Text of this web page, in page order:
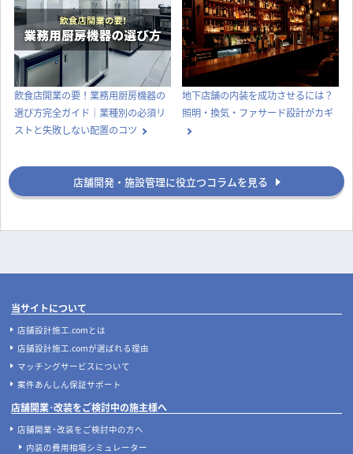
飲食店開業の要！業務用厨房機器の
選び方完全ガイド｜業種別の必須リ
ストと失敗しない配置のコツ
地下店舗の内装を成功させるには？
照明・換気・ファサード設計がカギ
店舗開発・施設管理に役立つコラムを見る
当サイトについて
店舗設計施工.comとは
店舗設計施工.comが選ばれる理由
マッチングサービスについて
案件あんしん保証サポート
店舗開業･改装をご検討中の施主様へ
店舗開業･改装をご検討中の方へ
内装の費用相場シミュレーター